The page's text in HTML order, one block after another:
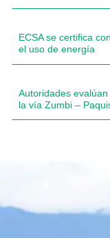
ECSA se certifica
el uso de energía
Autoridades
la vía Zumbi –